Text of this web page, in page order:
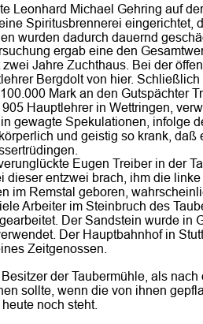
Leonhard Michael Gehring auf
Spiritusbrennerei
wurden dadurch dauernd
ergab eine den
Jahre Zuchthaus. Bei der
Bergdolt von hier.
Mark an den Gutspächter
Hauptlehrer in Wettringen,
gewagte Spekulationen, infolge
und geistig so krank,
Eugen Treiber in der
dieser entzwei brach, ihm die
im Remstal geboren,
Arbeiter im Steinbruch des
Der Sandstein wurde
Der Hauptbahnhof in
Zeitgenossen.
der Taubermühle, als
sollte, wenn die von ihnen
noch steht.